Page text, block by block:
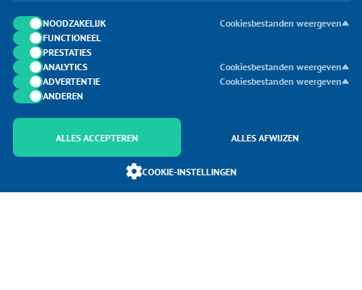
DUIJVELAAR E-COMMERCE
CONTACTEN
Onderdeel van Duijvelaar E-commerce
SoloMono.net
NOODZAKELIJK
Cookiesbestanden weergeven
FUNCTIONEEL
PRESTATIES
ANALYTICS
Cookiesbestanden weergeven
ADVERTENTIE
Cookiesbestanden weergeven
ANDEREN
ALLES ACCEPTEREN ALLES AFWIJZEN
COOKIE-INSTELLINGEN